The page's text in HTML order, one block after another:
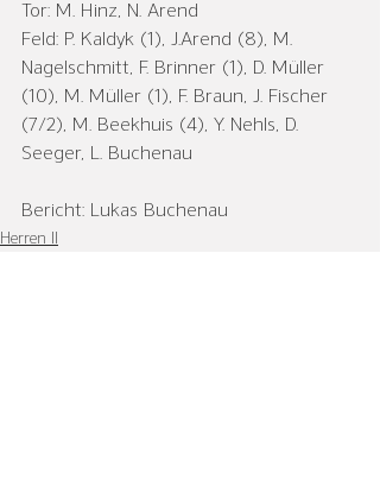
Tor: M. Hinz, N. Arend
Feld: P. Kaldyk (1), J.Arend (8), M.
Nagelschmitt, F. Brinner (1), D. Müller
(10), M. Müller (1), F. Braun, J. Fischer
(7/2), M. Beekhuis (4), Y. Nehls, D.
Seeger, L. Buchenau
Bericht: Lukas Buchenau
Herren II